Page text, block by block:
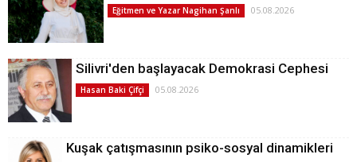
Eğitmen ve Yazar Nagihan Şanlı 05.08.2026
Silivri'den başlayacak Demokrasi Cephesi
Hasan Baki Çifçi 05.08.2026
Kuşak çatışmasının psiko-sosyal dinamikleri